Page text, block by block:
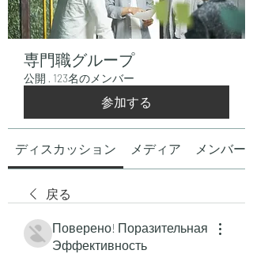
専門職グループ
公開 · 123名のメンバー
参加する
ディスカッション メディア メンバー
戻る
Поверено! Поразительная
Эффективность